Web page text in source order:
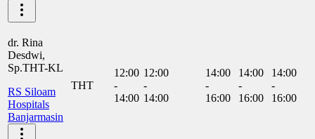
dr. Rina
Desdwi,
Sp.THT-KL
RS Siloam
Hospitals
Banjarmasin
THT
12:00
-
14:00
12:00
-
14:00
14:00
-
16:00
14:00
-
16:00
14:00
-
16:00